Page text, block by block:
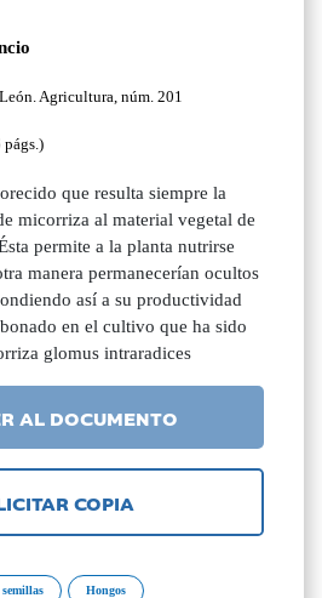
Agricultura, núm. 201
págs.)
que resulta siempre la
micorriza al material vegetal de
permite a la planta nutrirse
manera permanecerían ocultos
así a su productividad
en el cultivo que ha sido
glomus intraradices
AL DOCUMENTO
COPIA
Hongos